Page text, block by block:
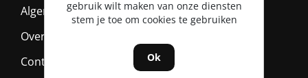
Algemene voorwaarden
Over ons
Contact
gebruik wilt maken van onze diensten
stem je toe om cookies te gebruiken
Ok